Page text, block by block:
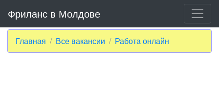
Фриланс в Молдове
Главная Все вакансии Работа онлайн